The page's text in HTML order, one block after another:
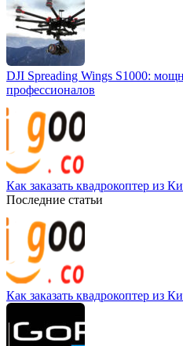
DJI Spreading Wings S1000:
профессионалов
Как заказать квадрокоптер из
Последние статьи
Как заказать квадрокоптер из